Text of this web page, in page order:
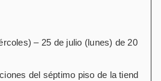
– 25 de julio (lunes) de 20
del séptimo piso de la tiend